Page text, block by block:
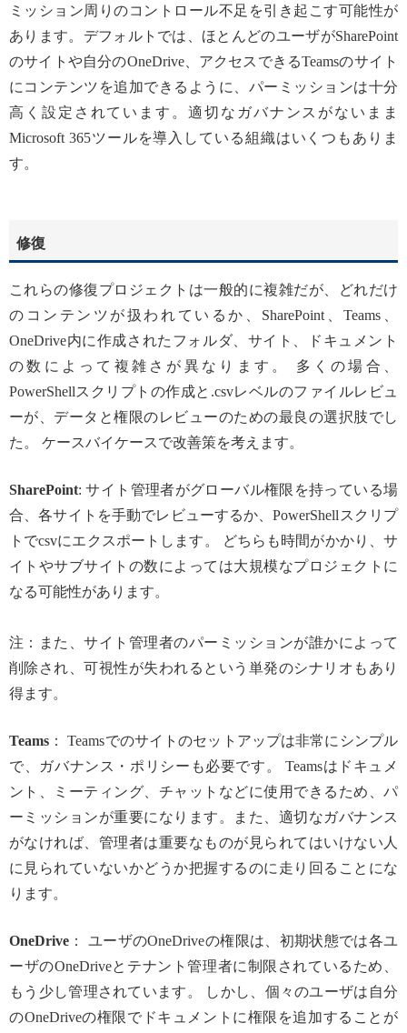
ミッション周りのコントロール不足を引き起こす可能性が
あります。デフォルトでは、ほとんどのユーザがSharePoint
のサイトや自分のOneDrive、アクセスできるTeamsのサイト
にコンテンツを追加できるように、パーミッションは十分
高く設定されています。適切なガバナンスがないまま
Microsoft 365ツールを導入している組織はいくつもありま
す。
修復
これらの修復プロジェクトは一般的に複雑だが、どれだけ
のコンテンツが扱われているか、SharePoint、Teams、
OneDrive内に作成されたフォルダ、サイト、ドキュメント
の数によって複雑さが異なります。 多くの場合、
PowerShellスクリプトの作成と.csvレベルのファイルレビュ
ーが、データと権限のレビューのための最良の選択肢でし
た。 ケースバイケースで改善策を考えます。
SharePoint: サイト管理者がグローバル権限を持っている場
合、各サイトを手動でレビューするか、PowerShellスクリプ
トでcsvにエクスポートします。 どちらも時間がかかり、サ
イトやサブサイトの数によっては大規模なプロジェクトに
なる可能性があります。
注：また、サイト管理者のパーミッションが誰かによって
削除され、可視性が失われるという単発のシナリオもあり
得ます。
Teams ： Teamsでのサイトのセットアップは非常にシンプル
で、ガバナンス・ポリシーも必要です。 Teamsはドキュメ
ント、ミーティング、チャットなどに使用できるため、パ
ーミッションが重要になります。また、適切なガバナンス
がなければ、管理者は重要なものが見られてはいけない人
に見られていないかどうか把握するのに走り回ることにな
ります。
OneDrive ： ユーザのOneDriveの権限は、初期状態では各ユ
ーザのOneDriveとテナント管理者に制限されているため、
もう少し管理されています。 しかし、個々のユーザは自分
のOneDriveの権限でドキュメントに権限を追加することが